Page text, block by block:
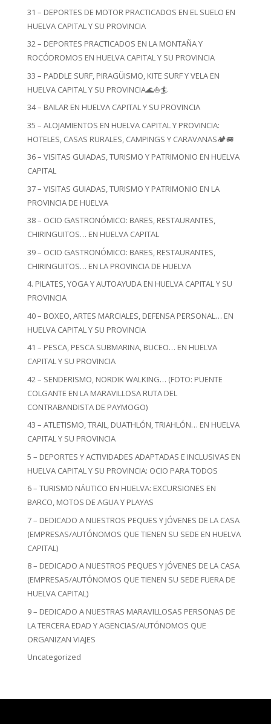
31 – DEPORTES DE MOTOR PRACTICADOS EN EL SUELO EN
HUELVA CAPITAL Y SU PROVINCIA
32 – DEPORTES PRACTICADOS EN LA MONTAÑA Y
ROCÓDROMOS EN HUELVA CAPITAL Y SU PROVINCIA
33 – PADDLE SURF, PIRAGÜISMO, KITE SURF Y VELA EN
HUELVA CAPITAL Y SU PROVINCIA🌊⛵🏄
34 – BAILAR EN HUELVA CAPITAL Y SU PROVINCIA
35 – ALOJAMIENTOS EN HUELVA CAPITAL Y PROVINCIA:
HOTELES, CASAS RURALES, CAMPINGS Y CARAVANAS🏕️🚐
36 – VISITAS GUIADAS, TURISMO Y PATRIMONIO EN HUELVA
CAPITAL
37 – VISITAS GUIADAS, TURISMO Y PATRIMONIO EN LA
PROVINCIA DE HUELVA
38 – OCIO GASTRONÓMICO: BARES, RESTAURANTES,
CHIRINGUITOS… EN HUELVA CAPITAL
39 – OCIO GASTRONÓMICO: BARES, RESTAURANTES,
CHIRINGUITOS… EN LA PROVINCIA DE HUELVA
4. PILATES, YOGA Y AUTOAYUDA EN HUELVA CAPITAL Y SU
PROVINCIA
40 – BOXEO, ARTES MARCIALES, DEFENSA PERSONAL… EN
HUELVA CAPITAL Y SU PROVINCIA
41 – PESCA, PESCA SUBMARINA, BUCEO… EN HUELVA
CAPITAL Y SU PROVINCIA
42 – SENDERISMO, NORDIK WALKING… (FOTO: PUENTE
COLGANTE EN LA MARAVILLOSA RUTA DEL
CONTRABANDISTA DE PAYMOGO)
43 – ATLETISMO, TRAIL, DUATHLÓN, TRIAHLÓN… EN HUELVA
CAPITAL Y SU PROVINCIA
5 – DEPORTES Y ACTIVIDADES ADAPTADAS E INCLUSIVAS EN
HUELVA CAPITAL Y SU PROVINCIA: OCIO PARA TODOS
6 – TURISMO NÁUTICO EN HUELVA: EXCURSIONES EN
BARCO, MOTOS DE AGUA Y PLAYAS
7 – DEDICADO A NUESTROS PEQUES Y JÓVENES DE LA CASA
(EMPRESAS/AUTÓNOMOS QUE TIENEN SU SEDE EN HUELVA
CAPITAL)
8 – DEDICADO A NUESTROS PEQUES Y JÓVENES DE LA CASA
(EMPRESAS/AUTÓNOMOS QUE TIENEN SU SEDE FUERA DE
HUELVA CAPITAL)
9 – DEDICADO A NUESTRAS MARAVILLOSAS PERSONAS DE
LA TERCERA EDAD Y AGENCIAS/AUTÓNOMOS QUE
ORGANIZAN VIAJES
Uncategorized